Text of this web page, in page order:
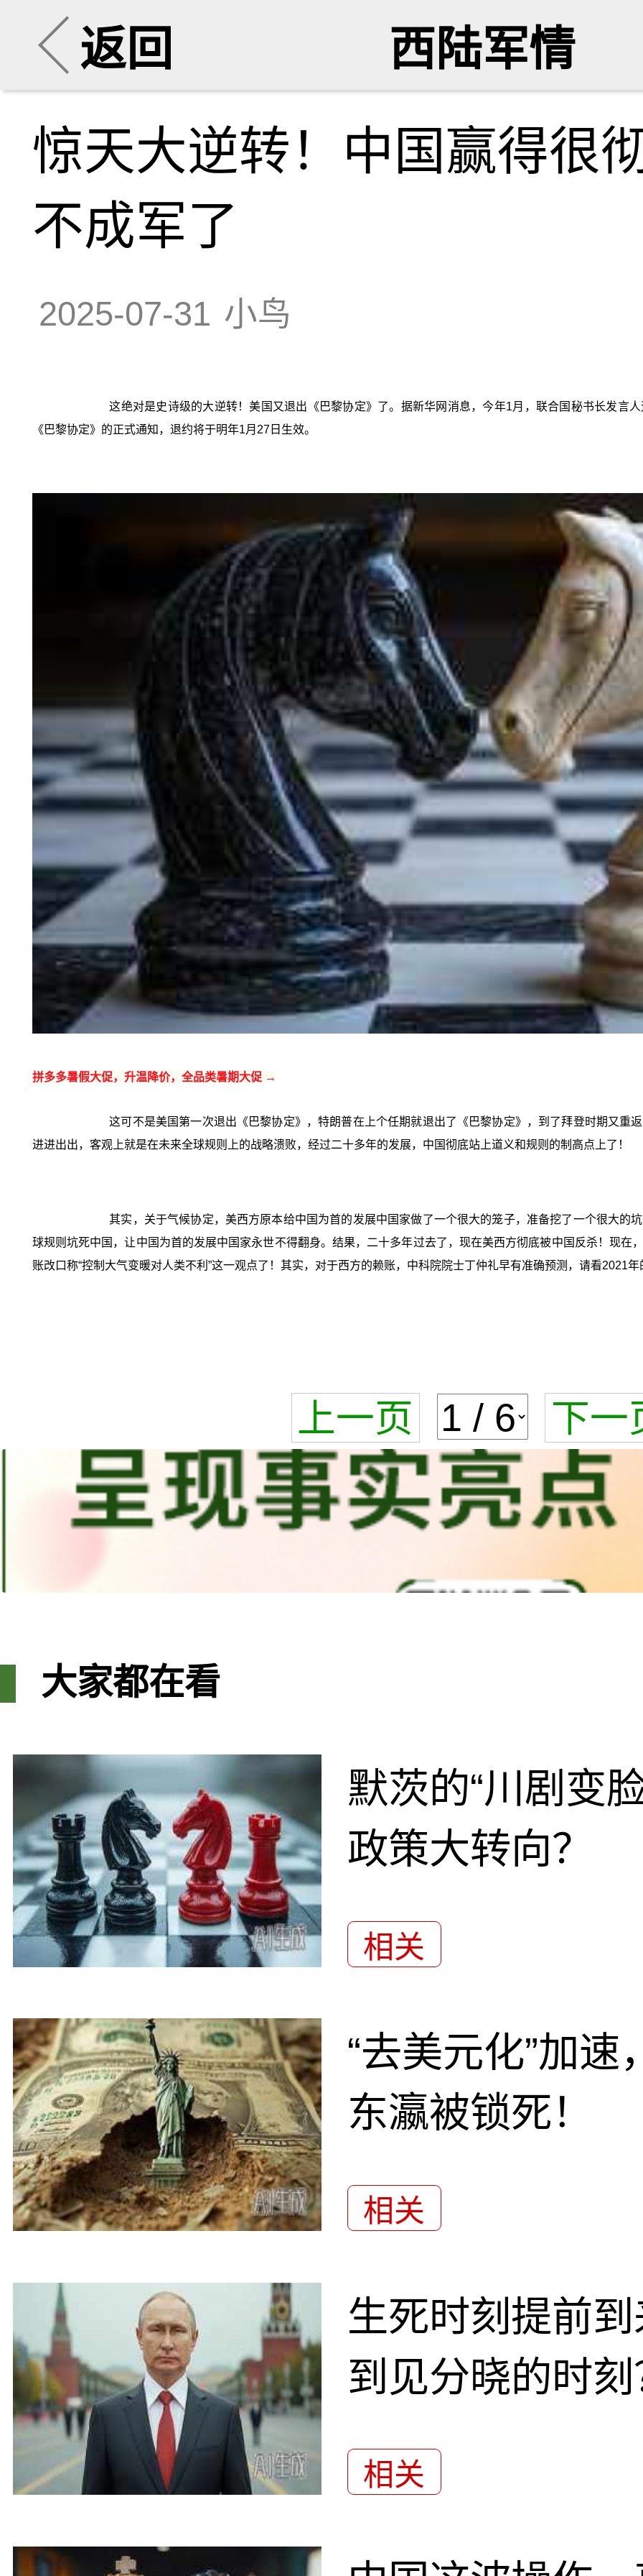
返回 西陆军情
惊天大逆转！中国赢得很
不成军了
2025-07-31 小鸟
这绝对是史诗级的大逆转！美国又退出《巴黎协定》了。据新华网消息，今年1月，联合国秘书长发言
《巴黎协定》的正式通知，退约将于明年1月27日生效。
拼多多暑假大促，升温降价，全品类暑期大促 →
这可不是美国第一次退出《巴黎协定》，特朗普在上个任期就退出了《巴黎协定》，到了拜登时期又重
进进出出，客观上就是在未来全球规则上的战略溃败，经过二十多年的发展，中国彻底站上道义和规则的制高点上了！
其实，关于气候协定，美西方原本给中国为首的发展中国家做了一个很大的笼子，准备挖了一个很大的
球规则坑死中国，让中国为首的发展中国家永世不得翻身。结果，二十多年过去了，现在美西方彻底被中国反杀！现在
账改口称“控制大气变暖对人类不利”这一观点了！其实，对于西方的赖账，中科院院士丁仲礼早有准确预测，请看2021
上一页 下一
大家都在看
默茨的“川剧变
政策大转向？
相关
“去美元化”加
东瀛被锁死！
相关
生死时刻提前
到见分晓的时
相关